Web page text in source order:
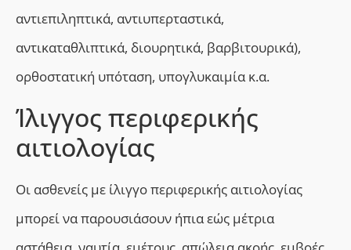
αντιεπιληπτικά, αντιυπερταστικά,
αντικαταθλιπτικά, διουρητικά, βαρβιτουρικά),
ορθοστατική υπόταση, υπογλυκαιμία κ.α.
Ίλιγγος περιφερικής
αιτιολογίας
Οι ασθενείς με ίλιγγο περιφερικής αιτιολογίας
μπορεί να παρουσιάσουν ήπια εώς μέτρια